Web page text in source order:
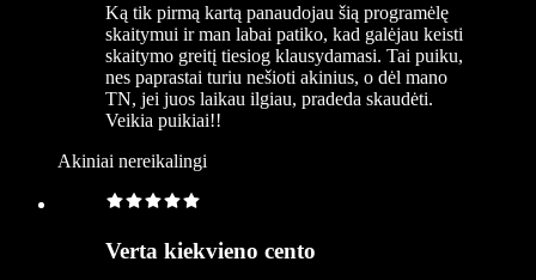
Ką tik pirmą kartą panaudojau šią programėlę
skaitymui ir man labai patiko, kad galėjau keisti
skaitymo greitį tiesiog klausydamasi. Tai puiku,
nes paprastai turiu nešioti akinius, o dėl mano
TN, jei juos laikau ilgiau, pradeda skaudėti.
Veikia puikiai!!
Akiniai nereikalingi
Verta kiekvieno cento